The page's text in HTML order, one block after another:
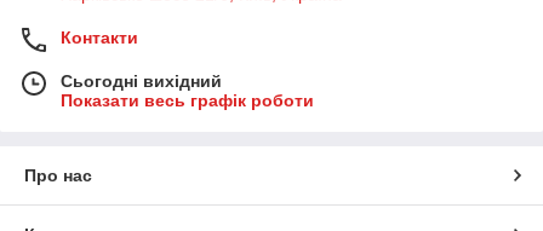
Контакти
Сьогодні вихідний
Показати весь графік роботи
Про нас